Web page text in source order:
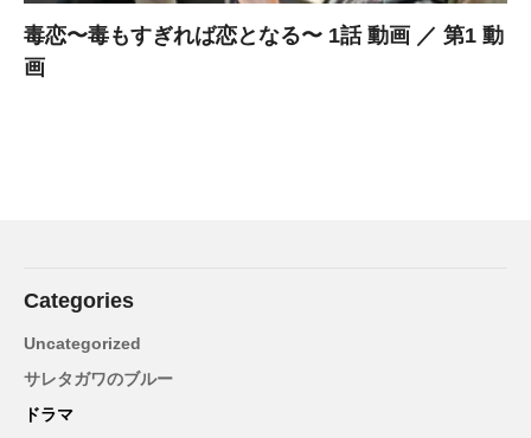
毒恋〜毒もすぎれば恋となる〜 1話 動画 ／ 第1 動
画
Categories
Uncategorized
サレタガワのブルー
ドラマ